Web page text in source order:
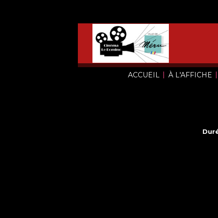
ACCUEIL | À L'AFFICHE |